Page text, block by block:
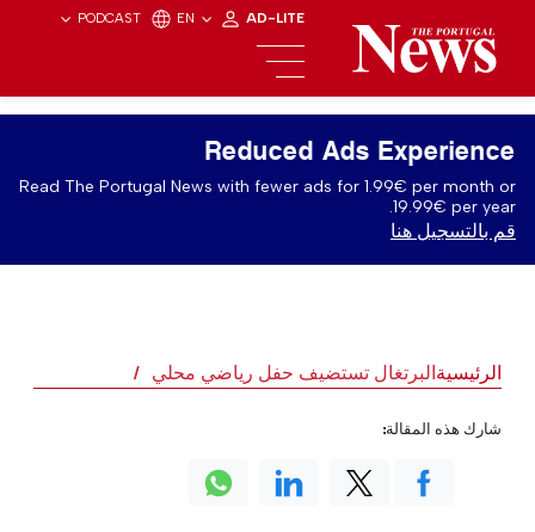
PODCAST EN AD-LITE
Reduced Ads Experience
Read The Portugal News with fewer ads for 1.99€ per month or
19.99€ per year.
قم بالتسجيل هنا
الرئيسيةالبرتغال تستضيف حفل رياضي محلي
شارك هذه المقالة: